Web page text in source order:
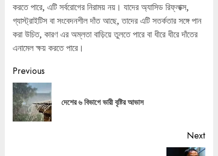
করতে পারে, এটি সর্বরোগের নিরাময় নয়। যাদের অ্যাসিড রিফ্লাক্স,
গ্যাস্ট্রাইটিস বা সংবেদনশীল দাঁত আছে, তাদের এটি সতর্কতার সঙ্গে পান
করা উচিত, কারণ এর অম্লতা বাড়িয়ে তুলতে পারে বা ধীরে ধীরে দাঁতের
এনামেল ক্ষয় করতে পারে।
Continue
Reading
Previous
দেশের ৬ বিভাগে ভারী বৃষ্টির আভাস
Next